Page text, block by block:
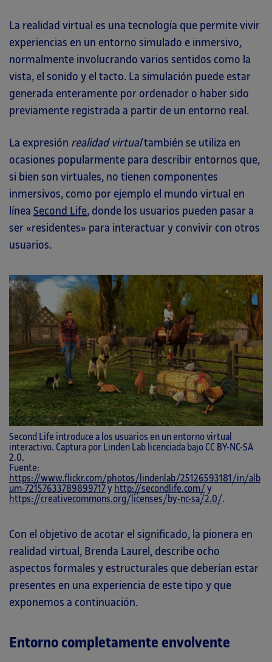
La realidad virtual es una tecnología que permite vivir
experiencias en un entorno simulado e inmersivo,
normalmente involucrando varios sentidos como la
vista, el sonido y el tacto. La simulación puede estar
generada enteramente por ordenador o haber sido
previamente registrada a partir de un entorno real.
La expresión realidad virtualtambién se utiliza en
ocasiones popularmente para describir entornos que,
si bien son virtuales, no tienen componentes
inmersivos, como por ejemplo el mundo virtual en
línea Second Life, donde los usuarios pueden pasar a
ser «residentes» para interactuar y convivir con otros
usuarios.
Second Life introduce a los usuarios en un entorno virtual
interactivo. Captura por Linden Lab licenciada bajo CC BY-NC-SA
2.0.
Fuente:
https://www.flickr.com/photos/lindenlab/25126593181/in/alb
um-72157633789899717y http://secondlife.com/ y
https://creativecommons.org/licenses/by-nc-sa/2.0/.
Con el objetivo de acotar el significado, la pionera en
realidad virtual, Brenda Laurel, describe ocho
aspectos formales y estructurales que deberían estar
presentes en una experiencia de este tipo y que
exponemos a continuación.
Entorno completamente envolvente